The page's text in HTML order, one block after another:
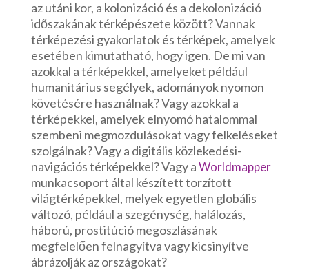
az utáni kor, a kolonizáció és a dekolonizáció
időszakának térképészete között? Vannak
térképezési gyakorlatok és térképek, amelyek
esetében kimutatható, hogy igen. De mi van
azokkal a térképekkel, amelyeket például
humanitárius segélyek, adományok nyomon
követésére használnak? Vagy azokkal a
térképekkel, amelyek elnyomó hatalommal
szembeni megmozdulásokat vagy felkeléseket
szolgálnak? Vagy a digitális közlekedési-
navigációs térképekkel? Vagy aWorldmapper
munkacsoport által készített torzított
világtérképekkel, melyek egyetlen globális
változó, például a szegénység, halálozás,
háború, prostitúció megoszlásának
megfelelően felnagyítva vagy kicsinyítve
ábrázolják az országokat?